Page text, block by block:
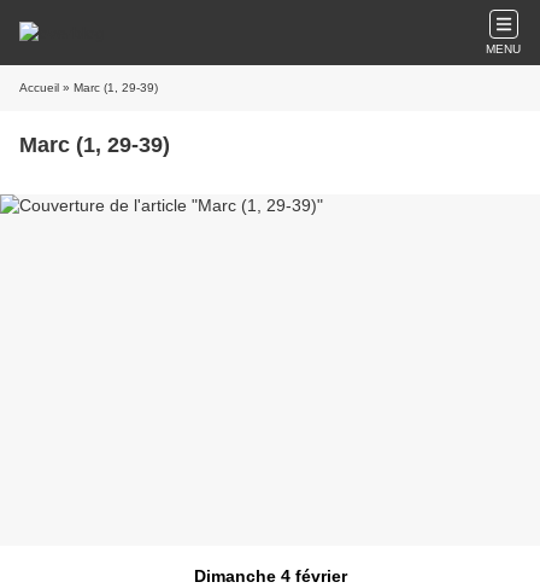
MENU
Accueil » Marc (1, 29-39)
Marc (1, 29-39)
Dimanche 4 février